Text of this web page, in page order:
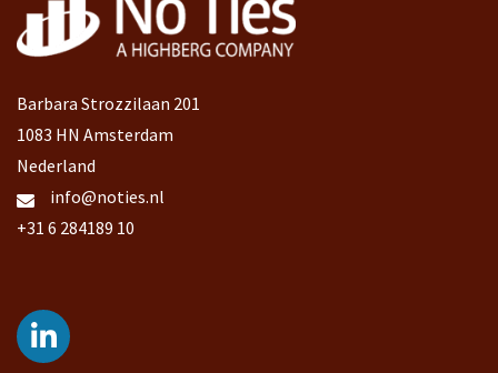
Barbara Strozzilaan 201
1083 HN Amsterdam
Nederland
info@noties.nl
+31 6 284189 10